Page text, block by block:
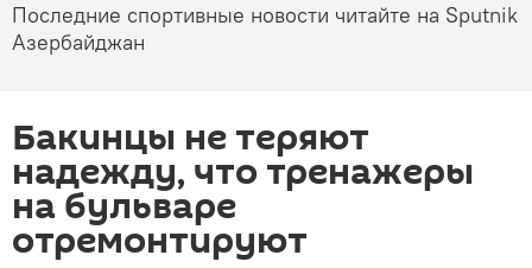
Последние спортивные новости читайте на Sputnik
Азербайджан
Бакинцы не теряют
надежду, что тренажеры
на бульваре
отремонтируют